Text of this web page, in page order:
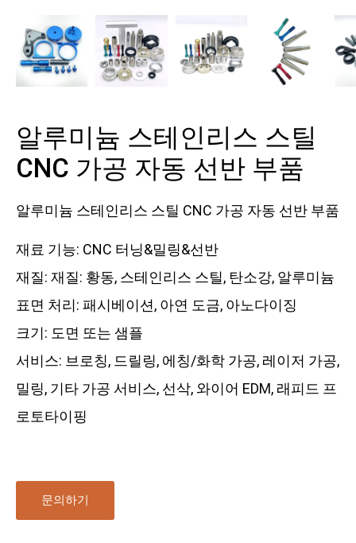
알루미늄 스테인리스 스틸
CNC 가공 자동 선반 부품
알루미늄 스테인리스 스틸 CNC 가공 자동 선반 부품
재료 기능: CNC 터닝&밀링&선반
재질: 재질: 황동, 스테인리스 스틸, 탄소강, 알루미늄
표면 처리: 패시베이션, 아연 도금, 아노다이징
크기: 도면 또는 샘플
서비스: 브로칭, 드릴링, 에칭/화학 가공, 레이저 가공,
밀링, 기타 가공 서비스, 선삭, 와이어 EDM, 래피드 프
로토타이핑
문의하기